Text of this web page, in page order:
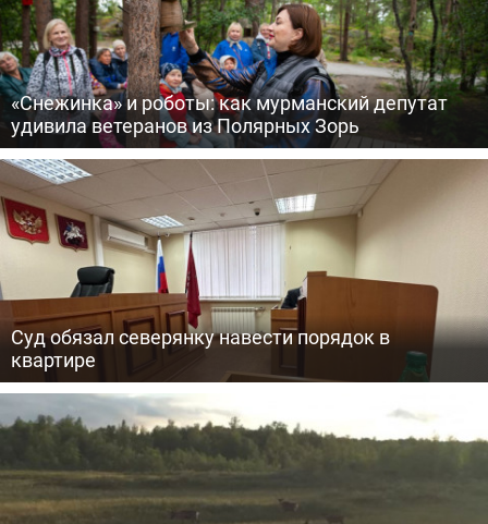
«Снежинка» и роботы: как мурманский депутат
удивила ветеранов из Полярных Зорь
Суд обязал северянку навести порядок в
квартире